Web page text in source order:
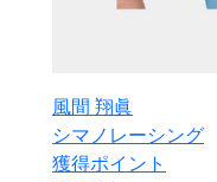
風間 翔眞
シマノレーシング
獲得ポイント